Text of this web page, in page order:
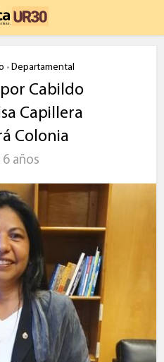
• Departamental
Cabildo
Capillera
Colonia
6 años